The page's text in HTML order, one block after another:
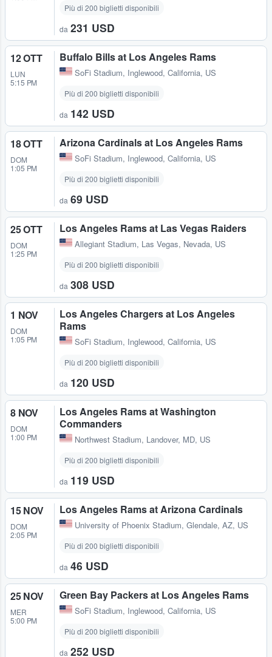
Più di 200 biglietti disponibili
da 231 USD
12 OTT
LUN
5:15 PM
Buffalo Bills at Los Angeles Rams
SoFi Stadium, Inglewood, California, US
Più di 200 biglietti disponibili
da 142 USD
18 OTT
DOM
1:05 PM
Arizona Cardinals at Los Angeles Rams
SoFi Stadium, Inglewood, California, US
Più di 200 biglietti disponibili
da 69 USD
25 OTT
DOM
1:25 PM
Los Angeles Rams at Las Vegas Raiders
Allegiant Stadium, Las Vegas, Nevada, US
Più di 200 biglietti disponibili
da 308 USD
1 NOV
DOM
1:05 PM
Los Angeles Chargers at Los Angeles
Rams
SoFi Stadium, Inglewood, California, US
Più di 200 biglietti disponibili
da 120 USD
8 NOV
DOM
1:00 PM
Los Angeles Rams at Washington
Commanders
Northwest Stadium, Landover, MD, US
Più di 200 biglietti disponibili
da 119 USD
15 NOV
DOM
2:05 PM
Los Angeles Rams at Arizona Cardinals
University of Phoenix Stadium, Glendale, AZ, US
Più di 200 biglietti disponibili
da 46 USD
25 NOV
MER
5:00 PM
Green Bay Packers at Los Angeles Rams
SoFi Stadium, Inglewood, California, US
Più di 200 biglietti disponibili
da 252 USD